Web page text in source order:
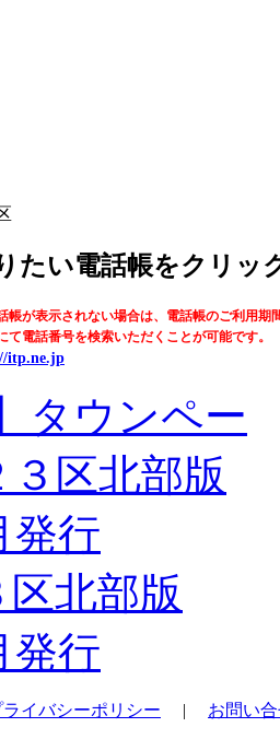
たい電話帳をクリッ
帳が表示されない場合は、電話帳のご利用期
電話番号を検索いただくことが可能です。
itp.ne.jp
北部版
発行
ライバシーポリシー | お問い